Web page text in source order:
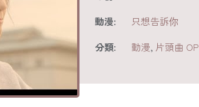
動漫:
只想告訴你
分類:
動漫, 片頭曲 OP